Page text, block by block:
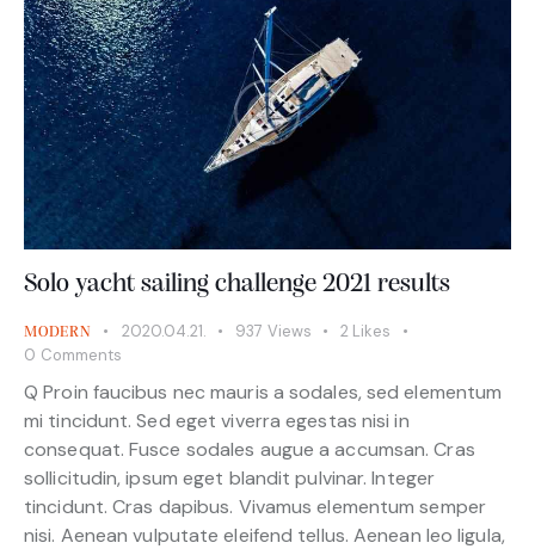
Solo yacht sailing challenge 2021 results
MODERN 2020.04.21. 937 Views 2 Likes
0 Comments
Q Proin faucibus nec mauris a sodales, sed elementum
mi tincidunt. Sed eget viverra egestas nisi in
consequat. Fusce sodales augue a accumsan. Cras
sollicitudin, ipsum eget blandit pulvinar. Integer
tincidunt. Cras dapibus. Vivamus elementum semper
nisi. Aenean vulputate eleifend tellus. Aenean leo ligula,